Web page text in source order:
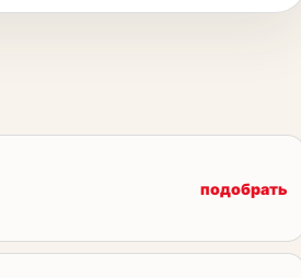
подобрать